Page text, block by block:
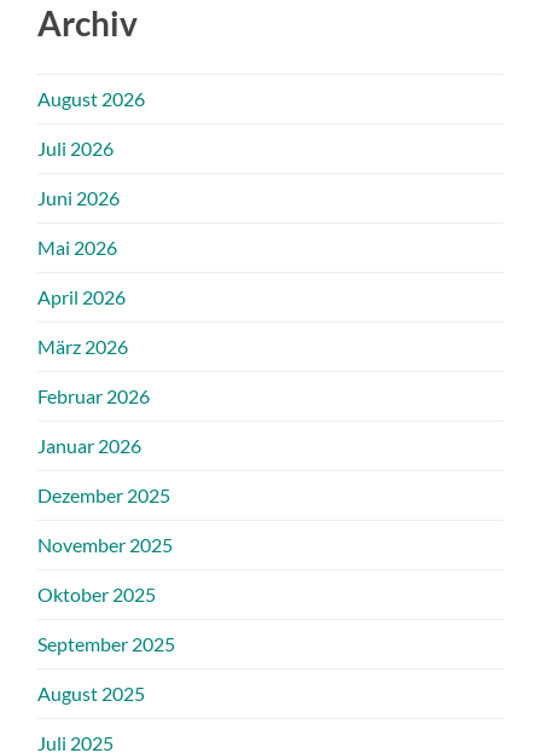
Archiv
August 2026
Juli 2026
Juni 2026
Mai 2026
April 2026
März 2026
Februar 2026
Januar 2026
Dezember 2025
November 2025
Oktober 2025
September 2025
August 2025
Juli 2025